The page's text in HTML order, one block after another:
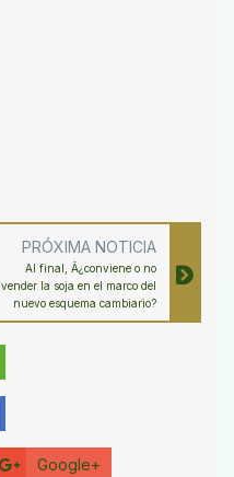
PRÓXIMA NOTICIA
Al final, Â¿conviene o no
vender la soja en el marco del
nuevo esquema cambiario?
Google+